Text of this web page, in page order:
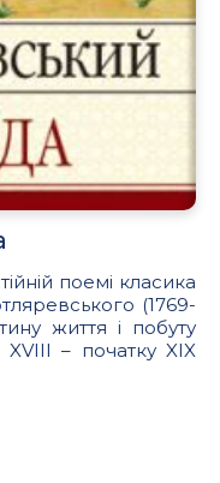
поемі класика
(1769-
життя і побуту
XVIII – початку XIX